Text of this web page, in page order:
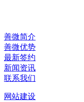
善微简介
善微优势
最新签约
新闻资讯
联系我们
网站建设